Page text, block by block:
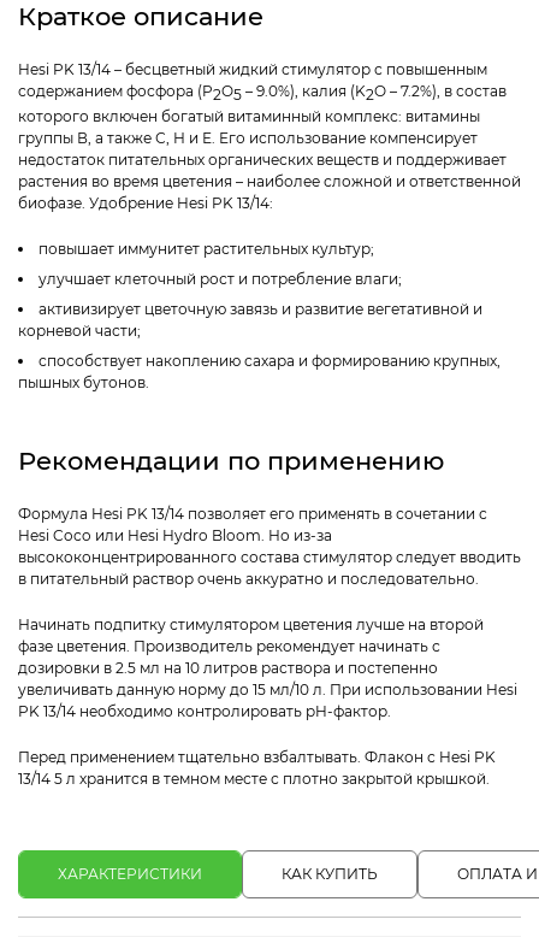
Краткое описание
Hesi PK 13/14 – бесцветный жидкий стимулятор с повышенным
содержанием фосфора (P2O5 – 9.0%), калия (K2O – 7.2%), в состав
которого включен богатый витаминный комплекс: витамины
группы В, а также С, Н и Е. Его использование компенсирует
недостаток питательных органических веществ и поддерживает
растения во время цветения – наиболее сложной и ответственной
биофазе. Удобрение Hesi PK 13/14:
повышает иммунитет растительных культур;
улучшает клеточный рост и потребление влаги;
активизирует цветочную завязь и развитие вегетативной и
корневой части;
способствует накоплению сахара и формированию крупных,
пышных бутонов.
Рекомендации по применению
Формула Hesi PK 13/14 позволяет его применять в сочетании с
Hesi Coco или Hesi Hydro Bloom. Но из-за
высококонцентрированного состава стимулятор следует вводить
в питательный раствор очень аккуратно и последовательно.
Начинать подпитку стимулятором цветения лучше на второй
фазе цветения. Производитель рекомендует начинать с
дозировки в 2.5 мл на 10 литров раствора и постепенно
увеличивать данную норму до 15 мл/10 л. При использовании Hesi
PK 13/14 необходимо контролировать pH-фактор.
Перед применением тщательно взбалтывать. Флакон с Hesi PK
13/14 5 л хранится в темном месте с плотно закрытой крышкой.
ХАРАКТЕРИСТИКИ КАК КУПИТЬ ОПЛАТА